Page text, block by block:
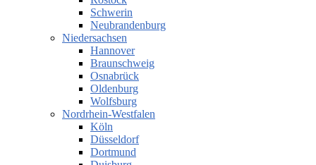
Schwerin
Neubrandenburg
Niedersachsen
Hannover
Braunschweig
Osnabrück
Oldenburg
Wolfsburg
Nordrhein-Westfalen
Köln
Düsseldorf
Dortmund